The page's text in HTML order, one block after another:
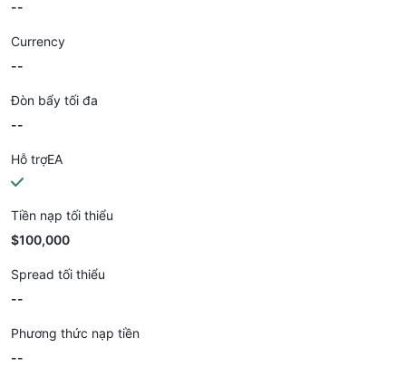
--
Currency
--
Đòn bẩy tối đa
--
Hỗ trợEA
Tiền nạp tối thiểu
$100,000
Spread tối thiểu
--
Phương thức nạp tiền
--